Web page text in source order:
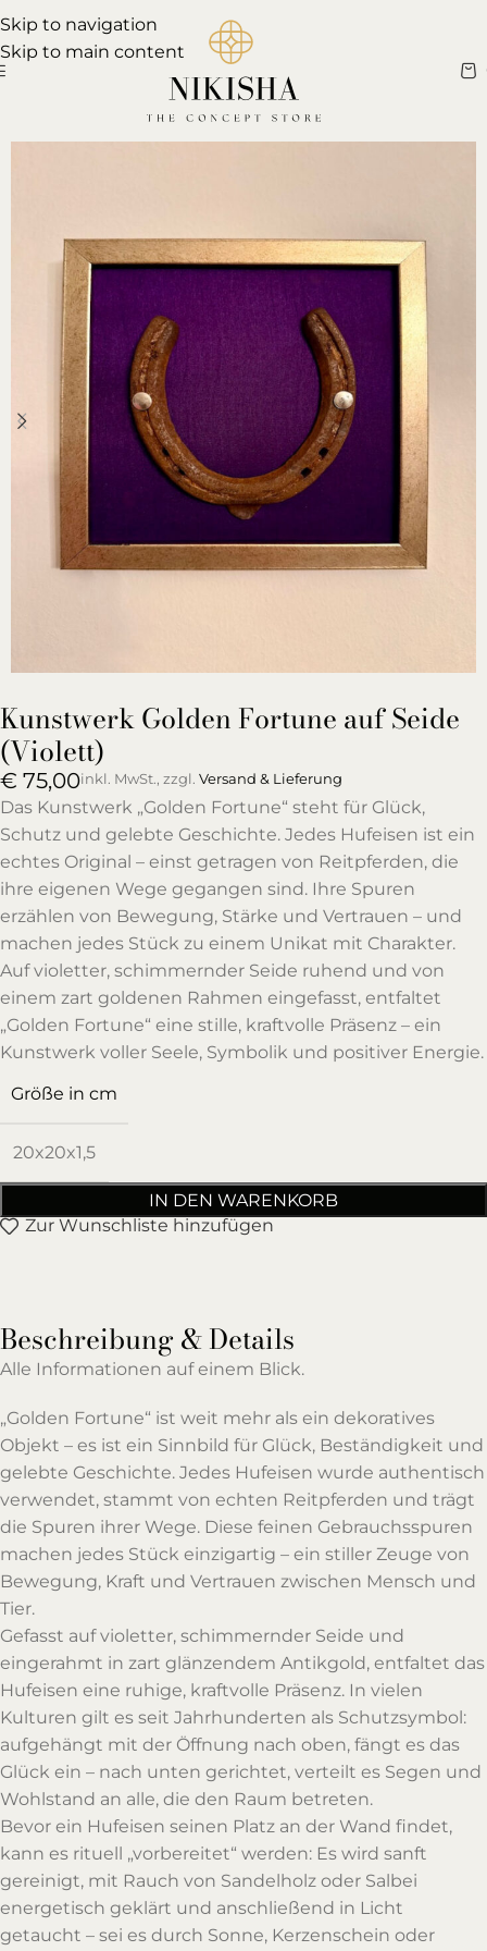
Skip to navigation
Skip to main content
Kunstwerk Golden Fortune auf Seide
(Violett)
€ 75,00inkl. MwSt., zzgl. Versand & Lieferung
Das Kunstwerk „Golden Fortune“ steht für Glück,
Schutz und gelebte Geschichte. Jedes Hufeisen ist ein
echtes Original – einst getragen von Reitpferden, die
ihre eigenen Wege gegangen sind. Ihre Spuren
erzählen von Bewegung, Stärke und Vertrauen – und
machen jedes Stück zu einem Unikat mit Charakter.
Auf violetter, schimmernder Seide ruhend und von
einem zart goldenen Rahmen eingefasst, entfaltet
„Golden Fortune“ eine stille, kraftvolle Präsenz – ein
Kunstwerk voller Seele, Symbolik und positiver Energie.
Größe in cm
20x20x1,5
IN DEN WARENKORB
Zur Wunschliste hinzufügen
Beschreibung & Details
Alle Informationen auf einem Blick.
„Golden Fortune“ ist weit mehr als ein dekoratives
Objekt – es ist ein Sinnbild für Glück, Beständigkeit und
gelebte Geschichte. Jedes Hufeisen wurde authentisch
verwendet, stammt von echten Reitpferden und trägt
die Spuren ihrer Wege. Diese feinen Gebrauchsspuren
machen jedes Stück einzigartig – ein stiller Zeuge von
Bewegung, Kraft und Vertrauen zwischen Mensch und
Tier.
Gefasst auf violetter, schimmernder Seide und
eingerahmt in zart glänzendem Antikgold, entfaltet das
Hufeisen eine ruhige, kraftvolle Präsenz. In vielen
Kulturen gilt es seit Jahrhunderten als Schutzsymbol:
aufgehängt mit der Öffnung nach oben, fängt es das
Glück ein – nach unten gerichtet, verteilt es Segen und
Wohlstand an alle, die den Raum betreten.
Bevor ein Hufeisen seinen Platz an der Wand findet,
kann es rituell „vorbereitet“ werden: Es wird sanft
gereinigt, mit Rauch von Sandelholz oder Salbei
energetisch geklärt und anschließend in Licht
getaucht – sei es durch Sonne, Kerzenschein oder